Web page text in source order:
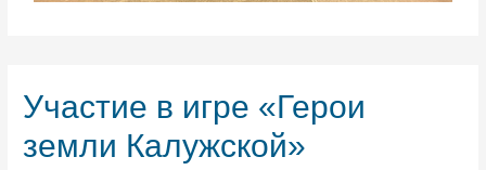
Участие в игре «Герои
земли Калужской»